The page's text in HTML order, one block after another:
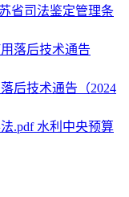
省司法鉴定管理条
后技术通告（2024
水利中央预算